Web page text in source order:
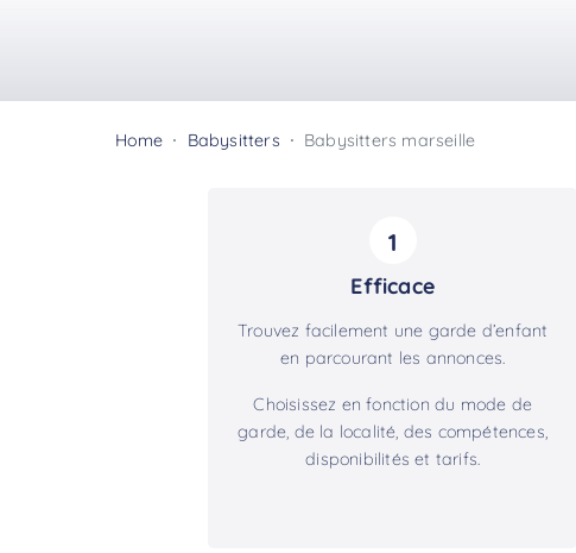
Home Babysitters Babysitters marseille
1
Efficace
Trouvez facilement une garde d’enfant
en parcourant les annonces.
Choisissez en fonction du mode de
garde, de la localité, des compétences,
disponibilités et tarifs.